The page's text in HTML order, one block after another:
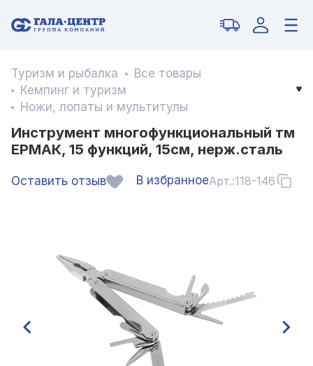
Туризм и рыбалка
Все товары
Кемпинг и туризм
Ножи, лопаты и мультитулы
Инструмент многофункциональный тм
ЕРМАК, 15 функций, 15см, нерж.сталь
Оставить отзыв В избранноеАрт.:118-146